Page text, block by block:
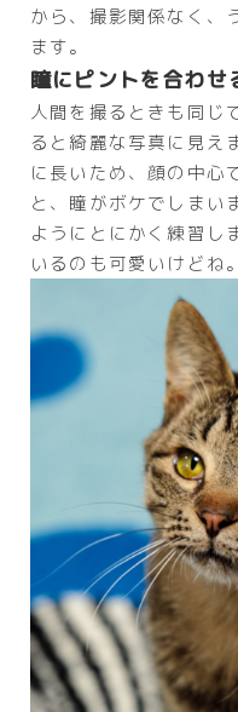
から、撮影関係なく、
ます。
瞳にピントを合わせ
人間を撮るときも同じ
ると綺麗な写真に見え
に長いため、顔の中心
と、瞳がボケでしまい
ようにとにかく練習し
いるのも可愛いけどね。